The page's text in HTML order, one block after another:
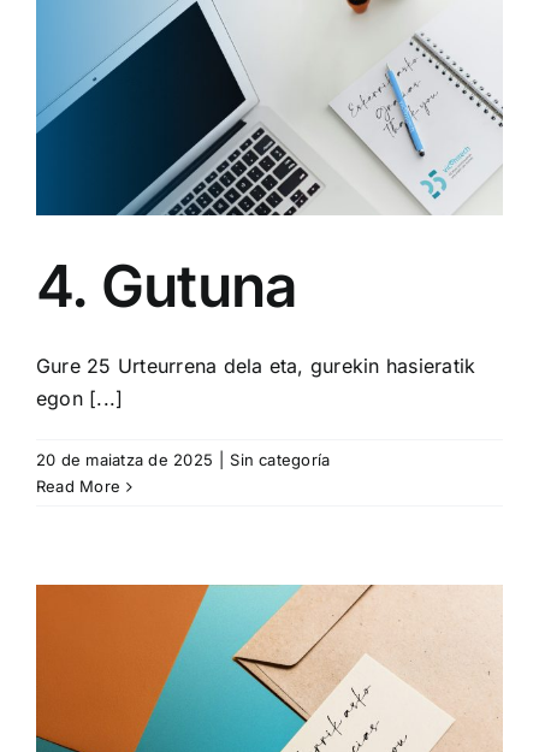
4. Gutuna
Gure 25 Urteurrena dela eta, gurekin hasieratik
egon [...]
20 de maiatza de 2025
Sin categoría
Read More